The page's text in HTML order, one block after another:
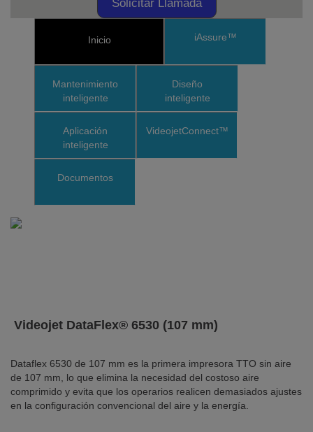
Solicitar Llamada
Inicio iAssure™
Mantenimiento
inteligente
Diseño
inteligente
Aplicación
inteligente
VideojetConnect™
Documentos
Videojet DataFlex® 6530 (107 mm)
Dataflex 6530 de 107 mm es la primera impresora TTO sin aire
de 107 mm, lo que elimina la necesidad del costoso aire
comprimido y evita que los operarios realicen demasiados ajustes
en la configuración convencional del aire y la energía.